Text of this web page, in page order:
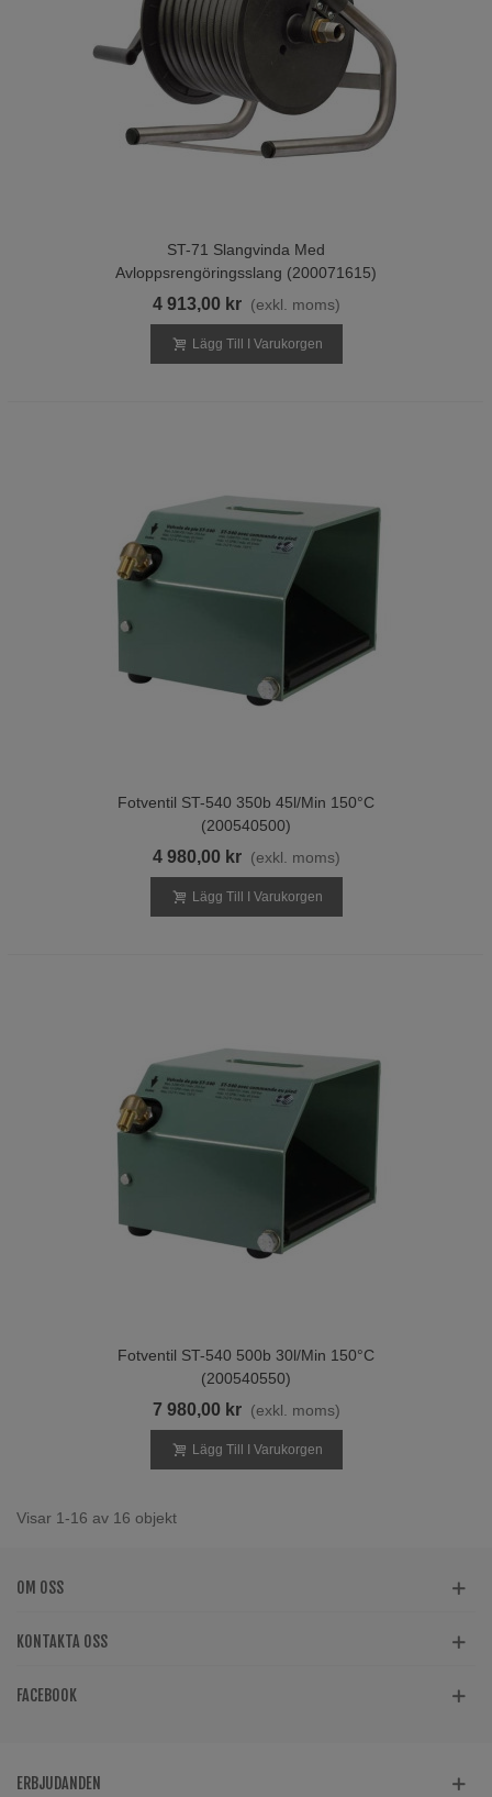
ST-71 Slangvinda Med
Avloppsrengöringsslang (200071615)
4 913,00 kr (exkl. moms)
Lägg Till I Varukorgen
Fotventil ST-540 350b 45l/min 150°C
(200540500)
4 980,00 kr (exkl. moms)
Lägg Till I Varukorgen
Fotventil ST-540 500b 30l/min 150°C
(200540550)
7 980,00 kr (exkl. moms)
Lägg Till I Varukorgen
Visar 1-16 av 16 objekt
OM OSS
KONTAKTA OSS
FACEBOOK
ERBJUDANDEN